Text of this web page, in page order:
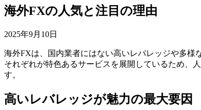
海外FXの人気と注目の理由
2025年9月10日
海外FXは、国内業者にはない高いレバレッジや多様
それぞれが特色あるサービスを展開しているため、
す。
高いレバレッジが魅力の最大要因